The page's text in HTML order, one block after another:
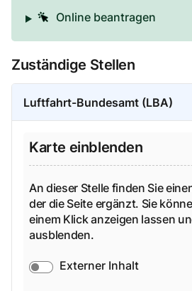
Online beantragen
Zuständige Stellen
Luftfahrt-Bundesamt (LBA)
Karte einblenden
An dieser Stelle finden Sie
der die Seite ergänzt. Sie
einem Klick anzeigen lassen
ausblenden.
Externer Inhalt